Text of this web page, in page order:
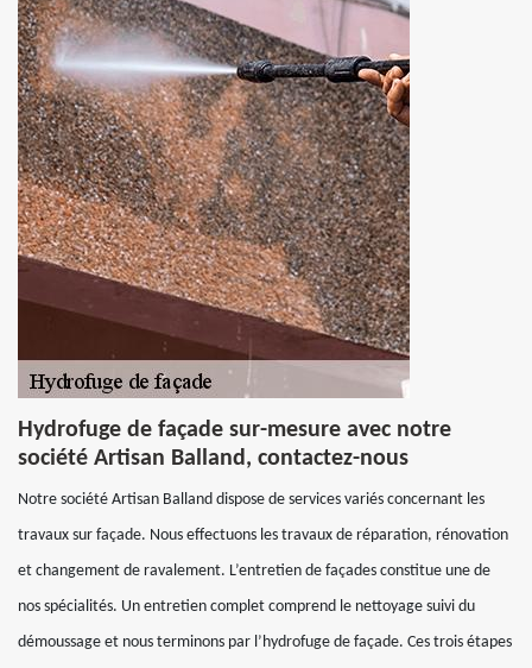
Hydrofuge de façade sur-mesure avec notre
société Artisan Balland, contactez-nous
Notre société Artisan Balland dispose de services variés concernant les
travaux sur façade. Nous effectuons les travaux de réparation, rénovation
et changement de ravalement. L’entretien de façades constitue une de
nos spécialités. Un entretien complet comprend le nettoyage suivi du
démoussage et nous terminons par l’hydrofuge de façade. Ces trois étapes